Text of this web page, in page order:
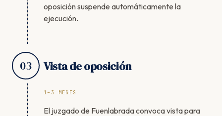
oposición suspende automáticamente la
ejecución.
03 Vista de oposición
1–3 MESES
El juzgado de Fuenlabrada convoca vista para